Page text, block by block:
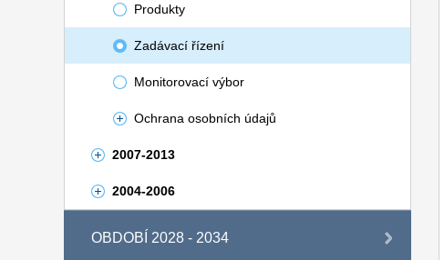
Produkty
Zadávací řízení
Monitorovací výbor
Ochrana osobních údajů
2007-2013
2004-2006
OBDOBÍ 2028 - 2034